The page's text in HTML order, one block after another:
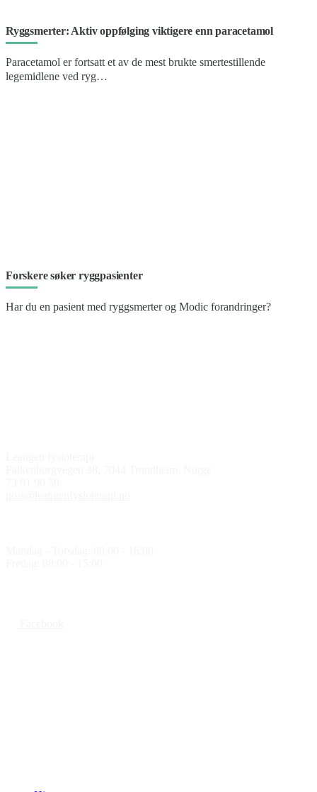
Ryggsmerter: Aktiv oppfølging viktigere enn paracetamol
Paracetamol er fortsatt et av de mest brukte smertestillende
legemidlene ved ryg…
Forskere søker ryggpasienter
Har du en pasient med ryggsmerter og Modic forandringer?